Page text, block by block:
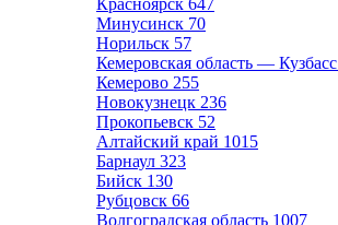
Красноярск 647
Минусинск 70
Норильск 57
Кемеровская область — Кузбасс
Кемерово 255
Новокузнецк 236
Прокопьевск 52
Алтайский край 1015
Барнаул 323
Бийск 130
Рубцовск 66
Волгоградская область 1007